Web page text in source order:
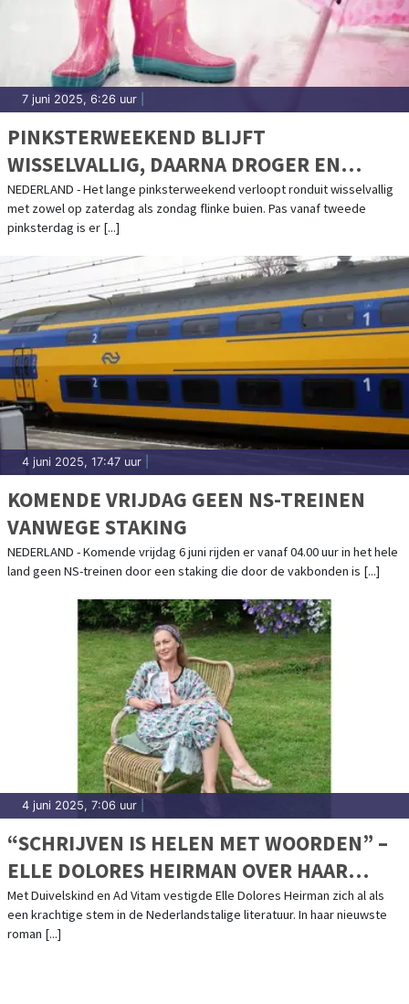
7 juni 2025, 6:26 uur
PINKSTERWEEKEND BLIJFT
WISSELVALLIG, DAARNA DROGER EN
ZONNIGER
NEDERLAND - Het lange pinksterweekend verloopt ronduit wisselvallig
met zowel op zaterdag als zondag flinke buien. Pas vanaf tweede
pinksterdag is er [...]
4 juni 2025, 17:47 uur
KOMENDE VRIJDAG GEEN NS-TREINEN
VANWEGE STAKING
NEDERLAND - Komende vrijdag 6 juni rijden er vanaf 04.00 uur in het hele
land geen NS-treinen door een staking die door de vakbonden is [...]
4 juni 2025, 7:06 uur
“SCHRIJVEN IS HELEN MET WOORDEN” –
ELLE DOLORES HEIRMAN OVER HAAR
ROMAN LIK JE WONDEN
Met Duivelskind en Ad Vitam vestigde Elle Dolores Heirman zich al als
een krachtige stem in de Nederlandstalige literatuur. In haar nieuwste
roman [...]